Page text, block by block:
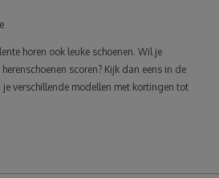
horen ook leuke schoenen. Wil je
scoren? Kijk dan eens in de
verschillende modellen met kortingen tot